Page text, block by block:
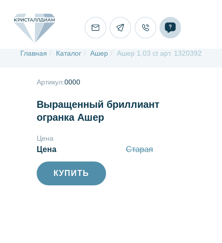
Главная / Каталог / Ашер / Ашер 1,03 ct арт. 1320392
Выращенный бриллиант
огранка Ашер
Артикул:0000
Старая
Цена
Цена
КУПИТЬ